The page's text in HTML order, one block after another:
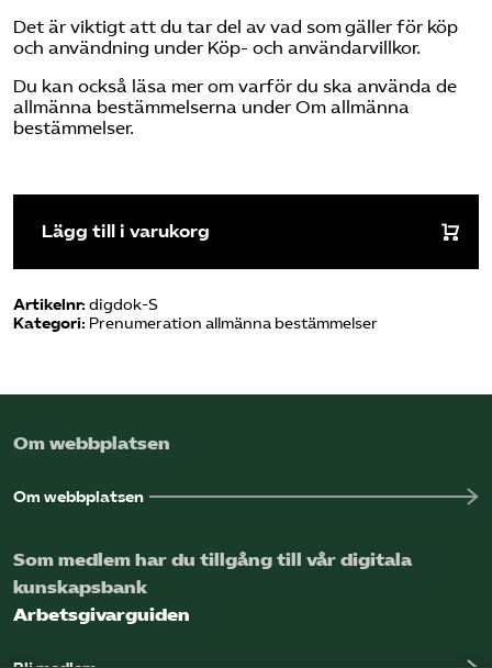
Sök på kompetensforetagen.se
In english
Det är viktigt att du tar del av vad som gäller för köp
och användning under Köp- och användarvillkor.
Du kan också läsa mer om varför du ska använda de
allmänna bestämmelserna under Om allmänna
bestämmelser.
allmänna
bestämmelser,
mån
mängd
Lägg till i varukorg
Artikelnr: digdok-S
Kategori: Prenumeration allmänna bestämmelser
Om webbplatsen
Om webbplatsen
Som medlem har du tillgång till vår digitala
kunskapsbank
Arbetsgivarguiden